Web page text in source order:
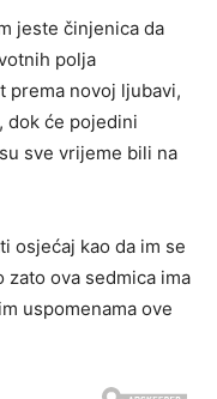
jeste činjenica da
polja
prema novoj ljubavi,
dok će pojedini
sve vrijeme bili na
osjećaj kao da im se
ova sedmica ima
uspomenama ove